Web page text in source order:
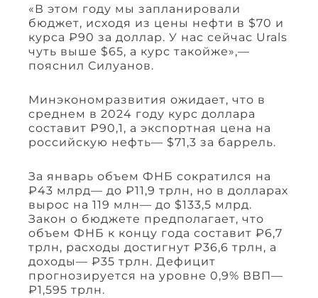
«В этом году мы запланировали
бюджет, исходя из цены нефти в $70 и
курса ₽90 за доллар. У нас сейчас Urals
чуть выше $65, а курс такойже»,—
пояснил Силуанов.
Минэкономразвития ожидает, что в
среднем в 2024 году курс доллара
составит ₽90,1, а экспортная цена на
российскую нефть— $71,3 за баррель.
За январь объем ФНБ сократился на
₽43 млрд— до ₽11,9 трлн, но в долларах
вырос на 119 млн— до $133,5 млрд.
Закон о бюджете предполагает, что
объем ФНБ к концу года составит ₽6,7
трлн, расходы достигнут ₽36,6 трлн, а
доходы— ₽35 трлн. Дефицит
прогнозируется на уровне 0,9% ВВП—
₽1,595 трлн.